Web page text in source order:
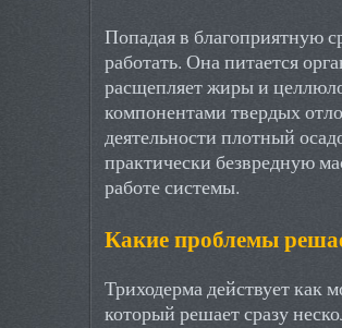
Попадая в благоприятную
работать. Она питается
расщепляет жиры и
компонентами твердых
деятельности плотный
практически безвредную
работе системы.
Какие проблемы
Триходерма действует
который решает сразу